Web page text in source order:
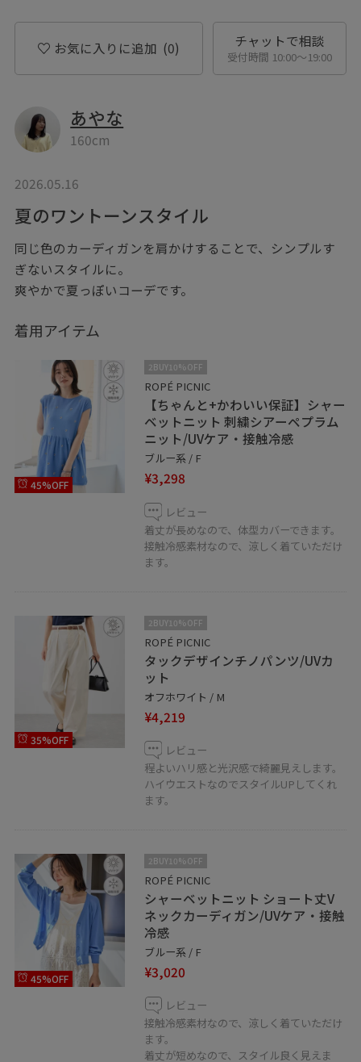
お気に入りに追加 (0) チャットで相談
受付時間 10:00〜19:00
あやな
160cm
2026.05.16
夏のワントーンスタイル
同じ色のカーディガンを肩かけすることで、シンプルす
ぎないスタイルに。
爽やかで夏っぽいコーデです。
着用アイテム
45%OFF
2BUY10%OFF
ROPÉ PICNIC
【ちゃんと+かわいい保証】シャー
ベットニット 刺繍シアーペプラム
ニット/UVケア・接触冷感
ブルー系 / F
¥3,298
レビュー
着丈が長めなので、体型カバーできます。
接触冷感素材なので、涼しく着ていただけ
ます。
35%OFF
2BUY10%OFF
ROPÉ PICNIC
タックデザインチノパンツ/UVカ
ット
オフホワイト / M
¥4,219
レビュー
程よいハリ感と光沢感で綺麗見えします。
ハイウエストなのでスタイルUPしてくれ
ます。
45%OFF
2BUY10%OFF
ROPÉ PICNIC
シャーベットニット ショート丈V
ネックカーディガン/UVケア・接触
冷感
ブルー系 / F
¥3,020
レビュー
接触冷感素材なので、涼しく着ていただけ
ます。
着丈が短めなので、スタイル良く見えま